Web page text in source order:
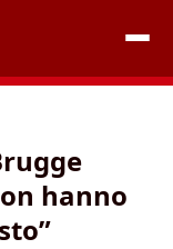
hanno